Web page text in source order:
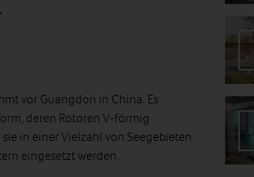
vor Guangdon in China. Es
deren Rotoren V-förmig
in einer Vielzahl von Seegebieten
eingesetzt werden.